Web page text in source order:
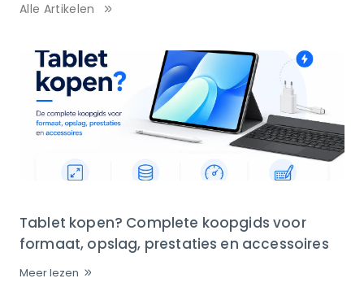
Alle Artikelen
Tablet kopen? Complete koopgids voor
formaat, opslag, prestaties en accessoires
Meer lezen